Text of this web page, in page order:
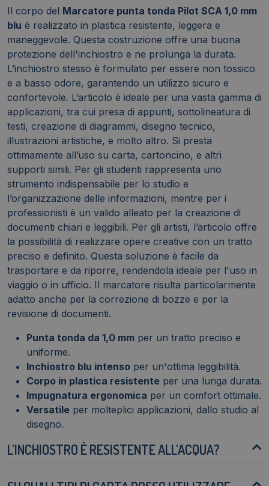
Il corpo del Marcatore punta tonda Pilot SCA 1,0 mm
blu è realizzato in plastica resistente, leggera e
maneggevole. Questa costruzione offre una buona
protezione dell'inchiostro e ne prolunga la durata.
L’inchiostro stesso è formulato per essere non tossico
e a basso odore, garantendo un utilizzo sicuro e
confortevole. L’articolo è ideale per una vasta gamma di
applicazioni, tra cui presa di appunti, sottolineatura di
testi, creazione di diagrammi, disegno tecnico,
illustrazioni artistiche, e molto altro. Si presta
ottimamente all’uso su carta, cartoncino, e altri
supporti simili. Per gli studenti rappresenta uno
strumento indispensabile per lo studio e
l’organizzazione delle informazioni, mentre per i
professionisti è un valido alleato per la creazione di
documenti chiari e leggibili. Per gli artisti, l’articolo offre
la possibilità di realizzare opere creative con un tratto
preciso e definito. Questa soluzione è facile da
trasportare e da riporre, rendendola ideale per l'uso in
viaggio o in ufficio. Il marcatore risulta particolarmente
adatto anche per la correzione di bozze e per la
revisione di documenti.
Punta tonda da 1,0 mm per un tratto preciso e
uniforme.
Inchiostro blu intenso per un'ottima leggibilità.
Corpo in plastica resistente per una lunga durata.
Impugnatura ergonomica per un comfort ottimale.
Versatile per molteplici applicazioni, dallo studio al
disegno.
L'INCHIOSTRO È RESISTENTE ALL'ACQUA?